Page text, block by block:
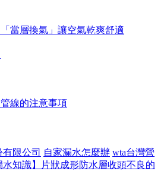
當層換氣」讓空氣乾爽舒適
線的注意事項
限公司 自家漏水怎麼辦 wta台灣營
水知識】片狀成形防水層收頭不良的